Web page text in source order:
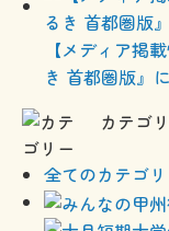
【メディア掲
き 首都圏版』
カテゴ
全てのカテゴ